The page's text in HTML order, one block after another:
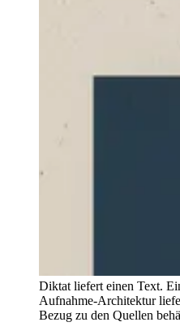
Diktat liefert einen Text.
Aufnahme-Architektur
Bezug zu den Quellen